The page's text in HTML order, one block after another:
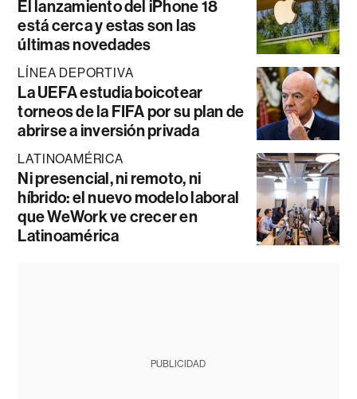
El lanzamiento del iPhone 18
está cerca y estas son las
últimas novedades
LÍNEA DEPORTIVA
La UEFA estudia boicotear
torneos de la FIFA por su plan de
abrirse a inversión privada
LATINOAMÉRICA
Ni presencial, ni remoto, ni
híbrido: el nuevo modelo laboral
que WeWork ve crecer en
Latinoamérica
PUBLICIDAD